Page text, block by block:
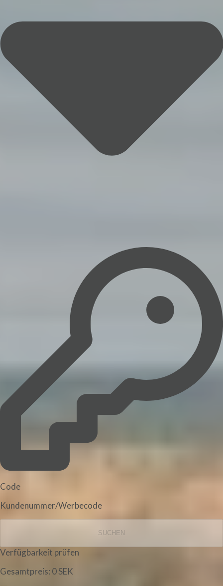
Code
Kundenummer/Werbecode
SUCHEN
Verfügbarkeit prüfen
Gesamtpreis: 0SEK